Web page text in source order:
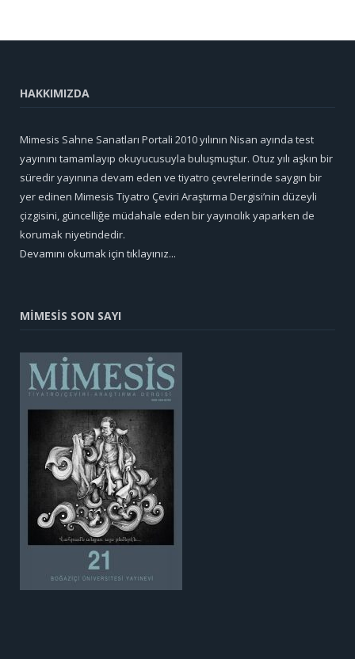
HAKKIMIZDA
Mimesis Sahne Sanatları Portali 2010 yılının Nisan ayında test
yayınını tamamlayıp okuyucusuyla buluşmuştur. Otuz yılı aşkın bir
süredir yayınına devam eden ve tiyatro çevrelerinde saygın bir
yer edinen Mimesis Tiyatro Çeviri Araştırma Dergisi’nin düzeyli
çizgisini, güncelliğe müdahale eden bir yayıncılık yaparken de
korumak niyetindedir.
Devamını okumak için tıklayınız...
MİMESİS SON SAYI